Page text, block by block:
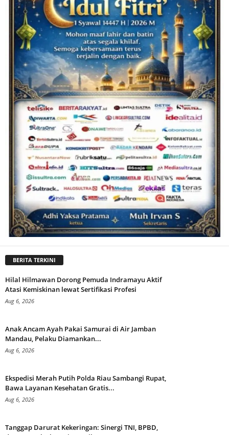
BERITA TERKINI
Hilal Hilmawan Dorong Pemuda Indramayu Aktif
Atasi Kemiskinan lewat Sertifikasi Profesi
Aug 6, 2026
Anak Ancam Ayah Pakai Samurai di Air Jamban
Mandau, Pelaku Diamankan...
Aug 6, 2026
Ekspedisi Merah Putih Polda Riau Sambangi Rupat,
Bawa Layanan Kesehatan Gratis...
Aug 6, 2026
Tanggap Darurat Kekeringan: Sinergi TNI, BPBD,